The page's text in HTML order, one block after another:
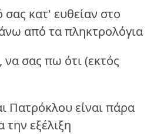
σας κατ' ευθείαν στο
από τα πληκτρολόγια
να σας πω ότι (εκτός
Πατρόκλου είναι πάρα
την εξέλιξη